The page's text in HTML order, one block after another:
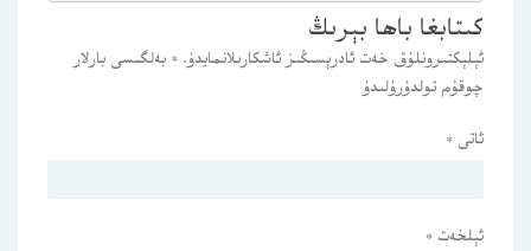
كىتابغا باھا بېرىڭ
ئېلېكتىرونلۇق خەت ئادرېسىڭىز ئاشكارىلانمايدۇ. * بەلگىسى بارلار
چوقۇم تولدۇرۇلىدۇ
ئاتى *
ئېلخەت *